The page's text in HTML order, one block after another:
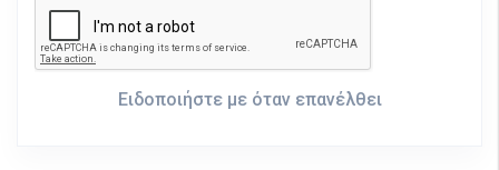
Ειδοποιήστε με όταν επανέλθει